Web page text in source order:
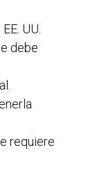
UU.
debe
requiere